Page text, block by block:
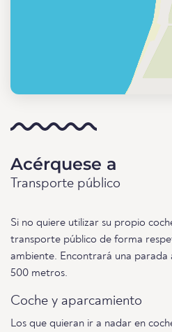
Acérquese a
Transporte público
Si no quiere utilizar su propio
transporte público de forma
ambiente. Encontrará una parada
500 metros.
Coche y aparcamiento
Los que quieran ir a nadar en